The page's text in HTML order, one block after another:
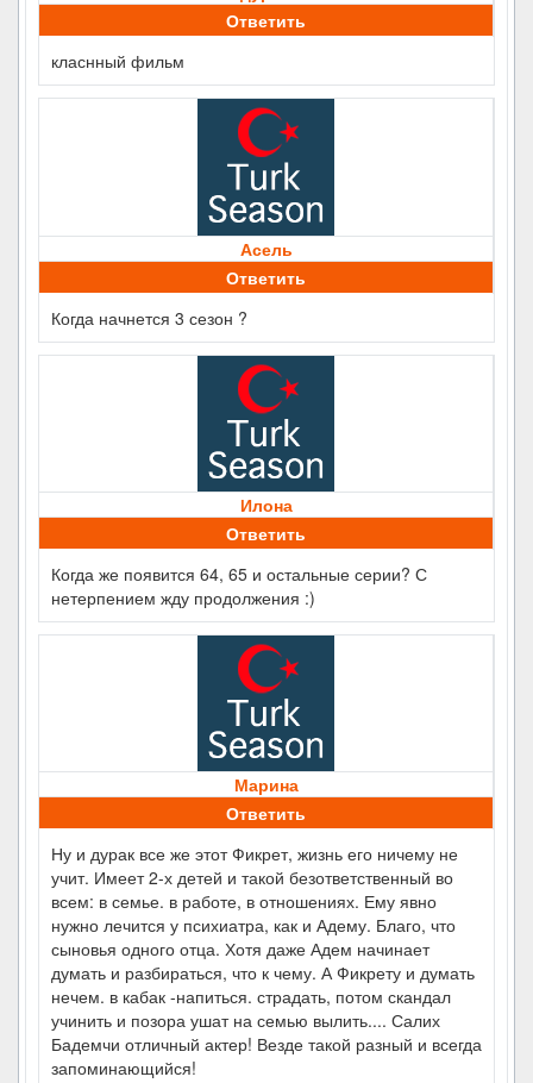
Ответить
класнный фильм
Асель
Ответить
Когда начнется 3 сезон ?
Илона
Ответить
Когда же появится 64, 65 и остальные серии? С
нетерпением жду продолжения :)
Марина
Ответить
Ну и дурак все же этот Фикрет, жизнь его ничему не
учит. Имеет 2-х детей и такой безответственный во
всем: в семье. в работе, в отношениях. Ему явно
нужно лечится у психиатра, как и Адему. Благо, что
сыновья одного отца. Хотя даже Адем начинает
думать и разбираться, что к чему. А Фикрету и думать
нечем. в кабак -напиться. страдать, потом скандал
учинить и позора ушат на семью вылить.... Салих
Бадемчи отличный актер! Везде такой разный и всегда
запоминающийся!